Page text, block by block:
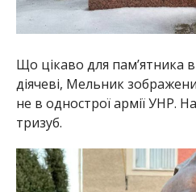
Що цікаво для пам’ятника
діячеві, Мельник
не в однострої армії УНР.
тризуб.